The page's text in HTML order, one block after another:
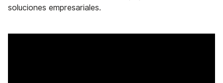
soluciones empresariales.